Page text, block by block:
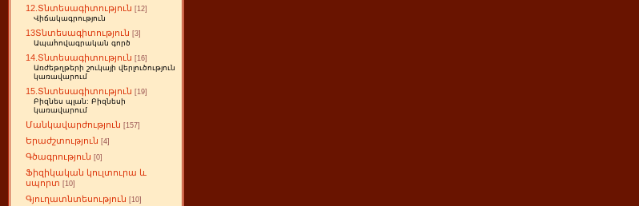
12.Տնտեսագիտություն [12]
Վիճակագրություն
13Տնտեսագիտություն [3]
Ապահովագրական գործ
14.Տնտեսագիտություն [16]
Առժեթղթերի շուկայի վերլուծություն
կառավարում
15.Տնտեսագիտություն [19]
Բիզնես պլան: Բիզնեսի
կառավարում
Մանկավարժություն [157]
Երաժշտություն [4]
Գծագրություն [0]
Ֆիզիկական կուլտուրա և
սպորտ [10]
Գյուղատնտեսություն [10]